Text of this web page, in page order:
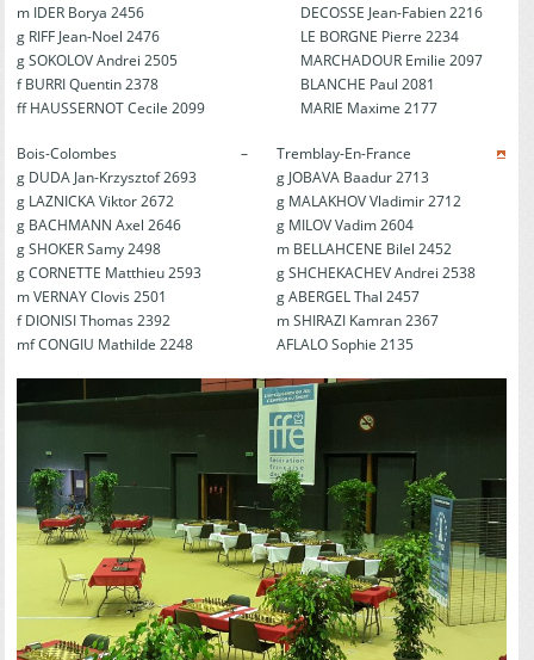
m IDER Borya 2456
DECOSSE Jean-Fabien 2216
g RIFF Jean-Noel 2476
LE BORGNE Pierre 2234
g SOKOLOV Andrei 2505
MARCHADOUR Emilie 2097
f BURRI Quentin 2378
BLANCHE Paul 2081
ff HAUSSERNOT Cecile 2099
MARIE Maxime 2177
Bois-Colombes –
Tremblay-En-France
g DUDA Jan-Krzysztof 2693
g JOBAVA Baadur 2713
g LAZNICKA Viktor 2672
g MALAKHOV Vladimir 2712
g BACHMANN Axel 2646
g MILOV Vadim 2604
g SHOKER Samy 2498
m BELLAHCENE Bilel 2452
g CORNETTE Matthieu 2593
g SHCHEKACHEV Andrei 2538
m VERNAY Clovis 2501
g ABERGEL Thal 2457
f DIONISI Thomas 2392
m SHIRAZI Kamran 2367
mf CONGIU Mathilde 2248
AFLALO Sophie 2135